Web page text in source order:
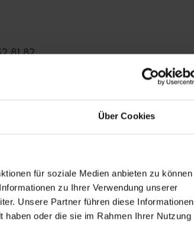
Über Cookies
für soziale Medien anbieten zu können
zu Ihrer Verwendung unserer
Unsere Partner führen diese Informationen
oder die sie im Rahmen Ihrer Nutzung
81 82